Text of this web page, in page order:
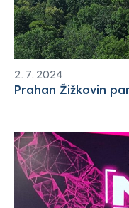
2. 7. 2024
Prahan Žižkovin